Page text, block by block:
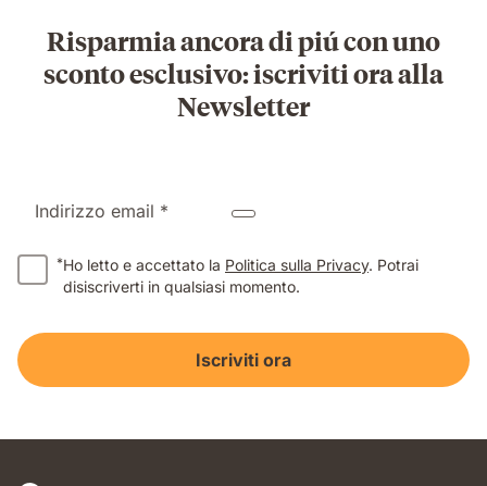
Risparmia ancora di piú con uno
sconto esclusivo: iscriviti ora alla
Newsletter
Indirizzo email *
*Ho letto e accettato la Politica sulla Privacy. Potrai
disiscriverti in qualsiasi momento.
Iscriviti ora